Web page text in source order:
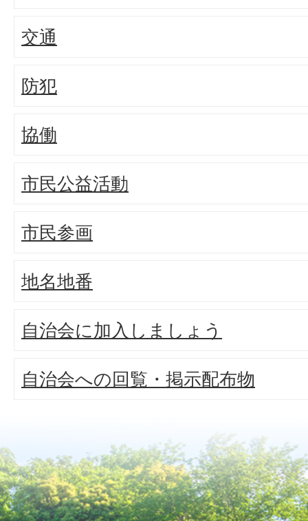
交通
防犯
協働
市民公益活動
市民参画
地名地番
自治会に加入しましょう
自治会への回覧・掲示配布物